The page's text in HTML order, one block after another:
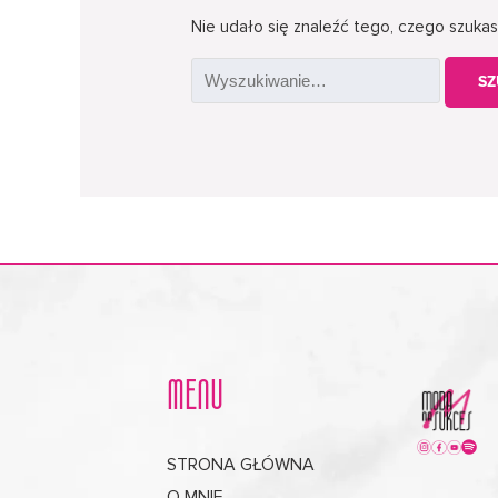
Nie udało się znaleźć tego, czego
MENU
STRONA GŁÓWNA